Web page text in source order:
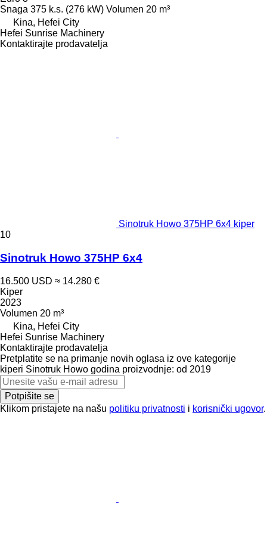
Snaga 375 k.s. (276 kW) Volumen 20 m³
Kina, Hefei City
Hefei Sunrise Machinery
Kontaktirajte prodavatelja
Sinotruk Howo 375HP 6x4 kiper
10
Sinotruk Howo 375HP 6x4
16.500 USD ≈ 14.280 €
Kiper
2023
Volumen 20 m³
Kina, Hefei City
Hefei Sunrise Machinery
Kontaktirajte prodavatelja
Pretplatite se na primanje novih oglasa iz ove kategorije
kiperi Sinotruk Howo godina proizvodnje: od 2019
Potpišite se
Klikom pristajete na našu politiku privatnosti i korisnički ugovor.